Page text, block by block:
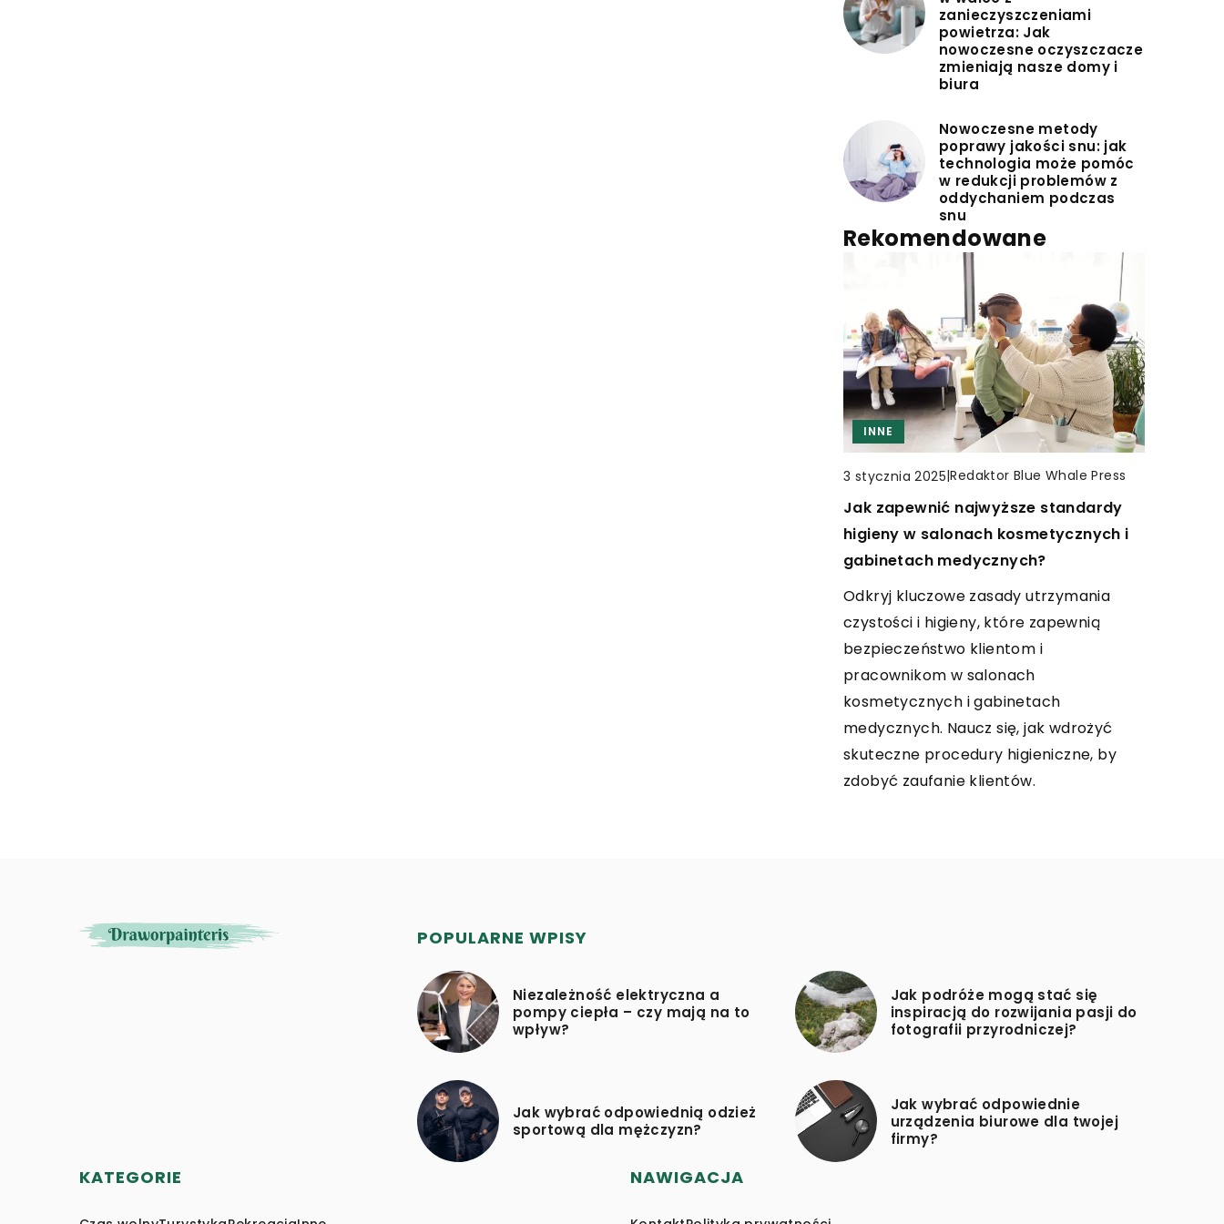
zanieczyszczeniami
powietrza: Jak
nowoczesne oczyszczacze
zmieniają nasze domy i
biura
Nowoczesne metody
poprawy jakości snu: jak
technologia może pomóc
w redukcji problemów z
oddychaniem podczas
snu
Rekomendowane
CZAS WOLNY INNE
17 sierpnia 2024 |Redaktor Blue Whale Press
Jak wykorzystać nowoczesne
technologie druku 3D w codziennym
życiu?
Poznaj nowoczesne technologie druku
3D i dowiedz się, jak z nich korzystać w
swoim codziennym życiu. Czytaj dalej i
przekonaj się, jak druk 3D może zmienić
Twój świat.
INNE
3 stycznia 2025|Redaktor Blue Whale Press
Jak zapewnić najwyższe standardy
higieny w salonach kosmetycznych i
gabinetach medycznych?
Odkryj kluczowe zasady utrzymania
czystości i higieny, które zapewnią
bezpieczeństwo klientom i
pracownikom w salonach
kosmetycznych i gabinetach
medycznych. Naucz się, jak wdrożyć
skuteczne procedury higieniczne, by
zdobyć zaufanie klientów.
CZAS WOLNY RĘKODZIEŁO
18 września 2025|Redaktor Blue Whale Press
Nowoczesne techniki personalizacji
wnętrz poprzez bezpośrednie
nanoszenie grafiki na powierzchnie
ścienne
Odkryj, jak nowoczesne techniki grafiki
ściennej mogą odmienić Twoje wnętrze,
dodając mu unikalny charakter i
indywidualny styl. Dowiedz się, jakie
korzyści niesie personalizacja
przestrzeni poprzez bezpośrednie
aplikacje graficzne.
POPULARNE WPISY
Niezależność elektryczna a
pompy ciepła – czy mają na to
wpływ?
Jak podróże mogą stać się
inspiracją do rozwijania pasji do
fotografii przyrodniczej?
Jak wybrać odpowiednią odzież
sportową dla mężczyzn?
Jak wybrać odpowiednie
urządzenia biurowe dla twojej
firmy?
KATEGORIE NAWIGACJA